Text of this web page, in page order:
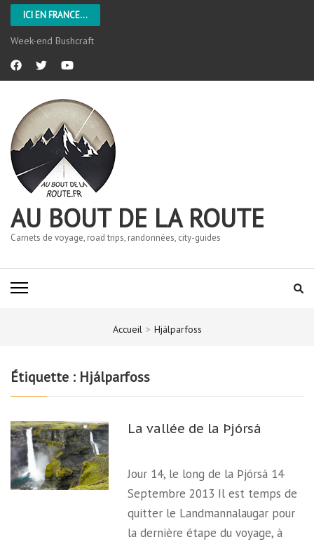
ICI EN FRANCE...
Week-end Bushcraft
AU BOUT DE LA ROUTE
Carnets de voyage, road trips, randonnées, city-guides
Accueil > Hjálparfoss
Étiquette : Hjálparfoss
La vallée de la Þjórsá
Jour 14, le long de la Þjórsá 14
Septembre 2013 Il est temps de
quitter le Landmannalaugar pour
la dernière étape du voyage, à